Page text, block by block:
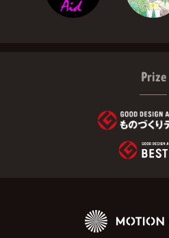
Prize